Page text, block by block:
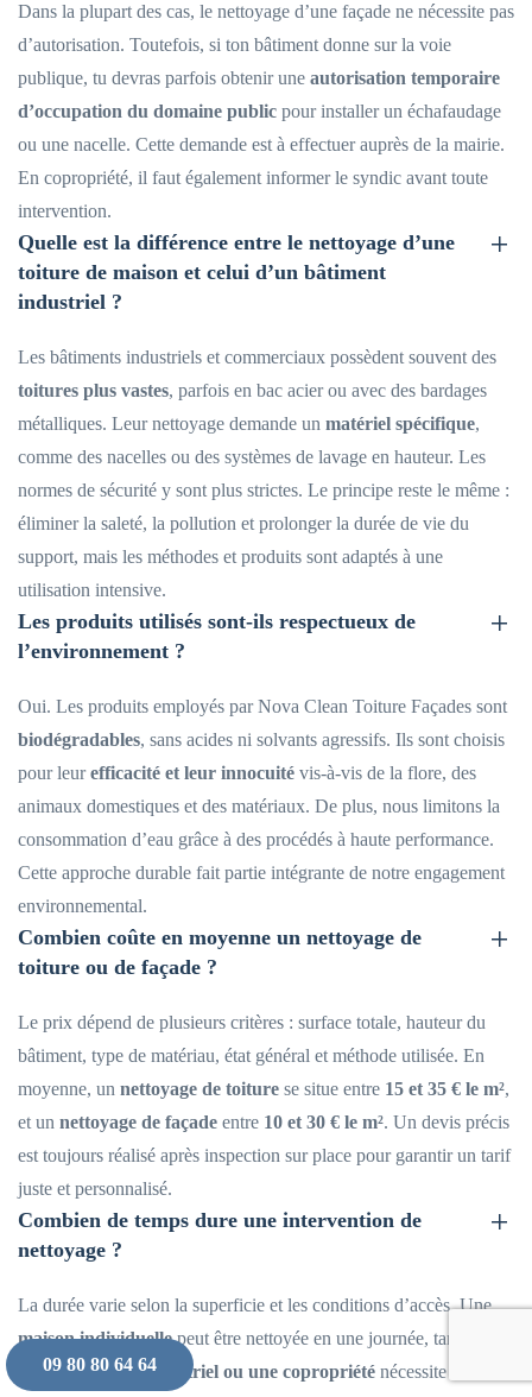
Dans la plupart des cas, le nettoyage d’une façade ne nécessite pas
d’autorisation. Toutefois, si ton bâtiment donne sur la voie
publique, tu devras parfois obtenir une autorisation temporaire
d’occupation du domaine public pour installer un échafaudage
ou une nacelle. Cette demande est à effectuer auprès de la mairie.
En copropriété, il faut également informer le syndic avant toute
intervention.
Quelle est la différence entre le nettoyage d’une
toiture de maison et celui d’un bâtiment
industriel ?
Les bâtiments industriels et commerciaux possèdent souvent des
toitures plus vastes, parfois en bac acier ou avec des bardages
métalliques. Leur nettoyage demande un matériel spécifique,
comme des nacelles ou des systèmes de lavage en hauteur. Les
normes de sécurité y sont plus strictes. Le principe reste le même :
éliminer la saleté, la pollution et prolonger la durée de vie du
support, mais les méthodes et produits sont adaptés à une
utilisation intensive.
Les produits utilisés sont-ils respectueux de
l’environnement ?
Oui. Les produits employés par Nova Clean Toiture Façades sont
biodégradables, sans acides ni solvants agressifs. Ils sont choisis
pour leurefficacité et leur innocuité vis-à-vis de la flore, des
animaux domestiques et des matériaux. De plus, nous limitons la
consommation d’eau grâce à des procédés à haute performance.
Cette approche durable fait partie intégrante de notre engagement
environnemental.
Combien coûte en moyenne un nettoyage de
toiture ou de façade ?
Le prix dépend de plusieurs critères : surface totale, hauteur du
bâtiment, type de matériau, état général et méthode utilisée. En
moyenne, un nettoyage de toiture se situe entre 15 et 35 € le m²,
et un nettoyage de façade entre 10 et 30 € le m². Un devis précis
est toujours réalisé après inspection sur place pour garantir un tarif
juste et personnalisé.
Combien de temps dure une intervention de
nettoyage ?
La durée varie selon la superficie et les conditions d’accès. Une
maison individuellepeut être nettoyée en une journée, tandis
qu’un bâtiment industriel ou une copropriété nécessite
09 80 80 64 64